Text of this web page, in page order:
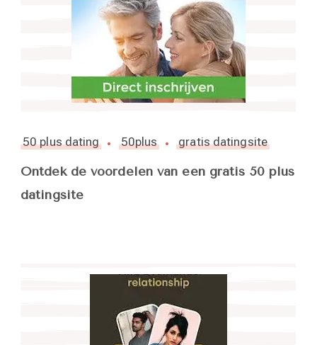
50 plus dating 50plus gratis datingsite
Ontdek de voordelen van een gratis 50 plus
datingsite